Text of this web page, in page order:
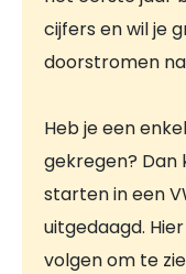
cijfers en wil je
doorstromen
Heb je een
gekregen? Dan
starten in een
uitgedaagd.
volgen om te